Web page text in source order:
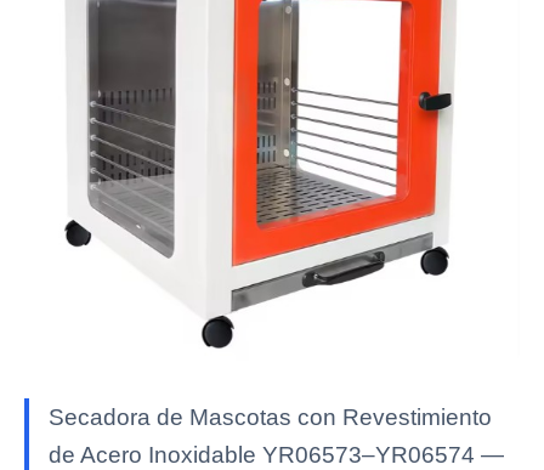
Secadora de Mascotas con Revestimiento
de Acero Inoxidable YR06573–YR06574 —